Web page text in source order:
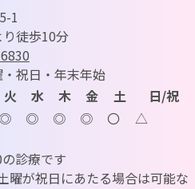
1
徒歩10分
火 水 木 金 土
日/祝
◎ ◎ ◎ ◎ 〇 △
祝日・年末年始
診療です
が祝日にあたる場合は可能な